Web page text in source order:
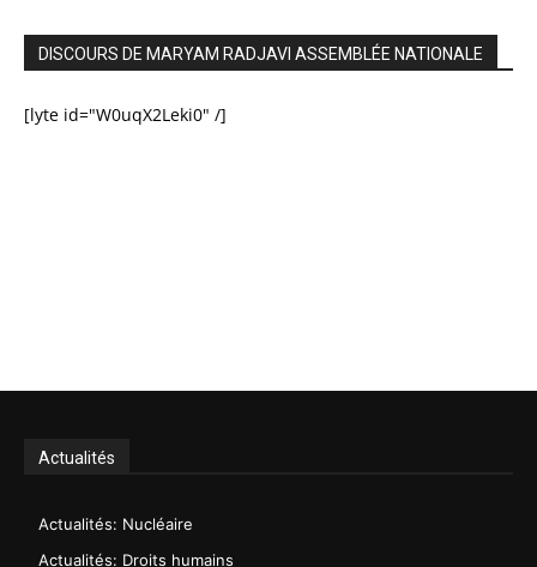
DISCOURS DE MARYAM RADJAVI ASSEMBLÉE NATIONALE
[lyte id="W0uqX2Leki0" /]
Actualités
Actualités: Nucléaire
Actualités: Droits humains